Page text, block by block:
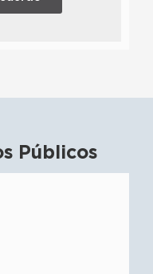
Públicos